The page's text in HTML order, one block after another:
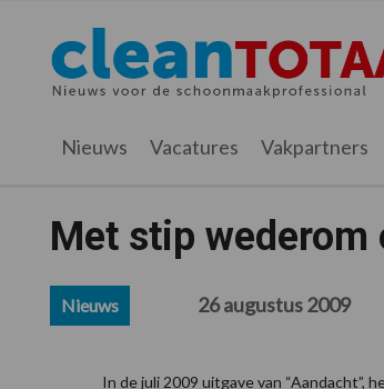
hoofdnavigatie
hoofd
inhoud
eerste
sidebar
voettekst
Cleantotaal.nl
Het
laatste
voor
professionele
Nieuws Vacatures Vakpartners
Met stip wederom
Nieuws 26 augustus 2009
In de juli 2009 uitgave van “Aandacht”,